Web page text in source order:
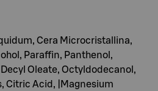
Cera Microcristallina,
Paraffin, Panthenol,
Oleate, Octyldodecanol,
Citric Acid, |Magnesium